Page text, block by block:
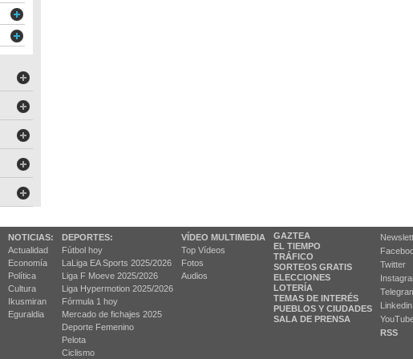
NOTICIAS:
Actualidad
Economía
Política
Cultura
Ikusmiran
Eguraldia
DEPORTES:
Fútbol hoy
LaLiga EA Sports 2025/2026
Liga F Moeve 2025/2026
Liga Hypermotion 2025/2026
Fórmula 1 hoy
Mercado de fichajes 2025
Deporte Femenino
Pelota
Ciclismo
VÍDEO MULTIMEDIA
Top Vídeos
Fotos
Audios
GAZTEA
EL TIEMPO
TRÁFICO
SORTEOS GRATIS
ELECCIONES
LOTERÍA
TEMAS DE INTERÉS
PUEBLOS Y CIUDADES
SALA DE PRENSA
Twitter
Linkedin
RSS